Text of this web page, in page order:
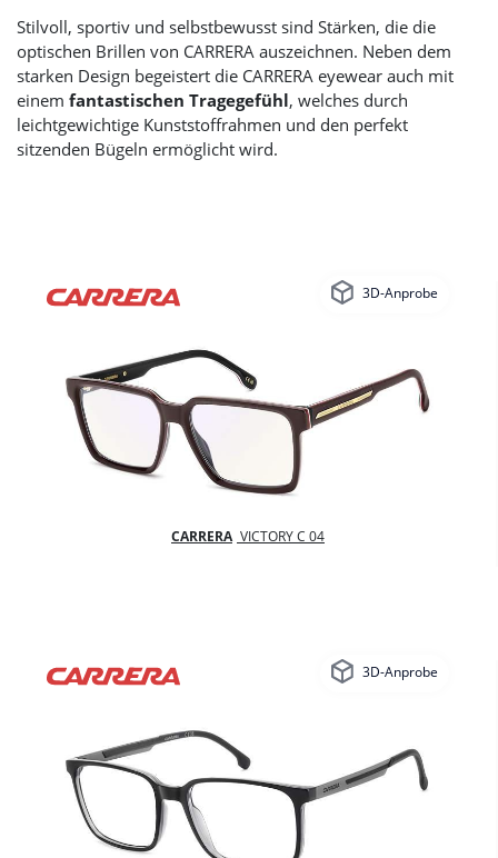
Stilvoll, sportiv und selbstbewusst sind Stärken, die die
optischen Brillen von CARRERA auszeichnen. Neben dem
starken Design begeistert die CARRERA eyewear auch mit
einem fantastischen Tragegefühl, welches durch
leichtgewichtige Kunststoffrahmen und den perfekt
sitzenden Bügeln ermöglicht wird.
CARRERA VICTORY C 04
3D-Anprobe
3D-Anprobe